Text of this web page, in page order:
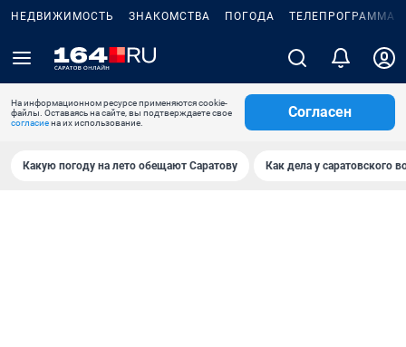
НЕДВИЖИМОСТЬ ЗНАКОМСТВА ПОГОДА ТЕЛЕПРОГРАММА
На информационном ресурсе применяются cookie-
файлы. Оставаясь на сайте, вы подтверждаете свое
согласиена их использование.
Согласен
Какую погоду на лето обещают Саратову Как дела у саратовского